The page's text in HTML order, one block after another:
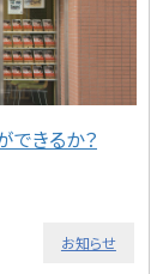
できるか？
お知らせ